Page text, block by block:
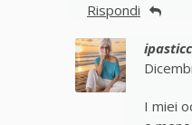
Rispondi
I miei